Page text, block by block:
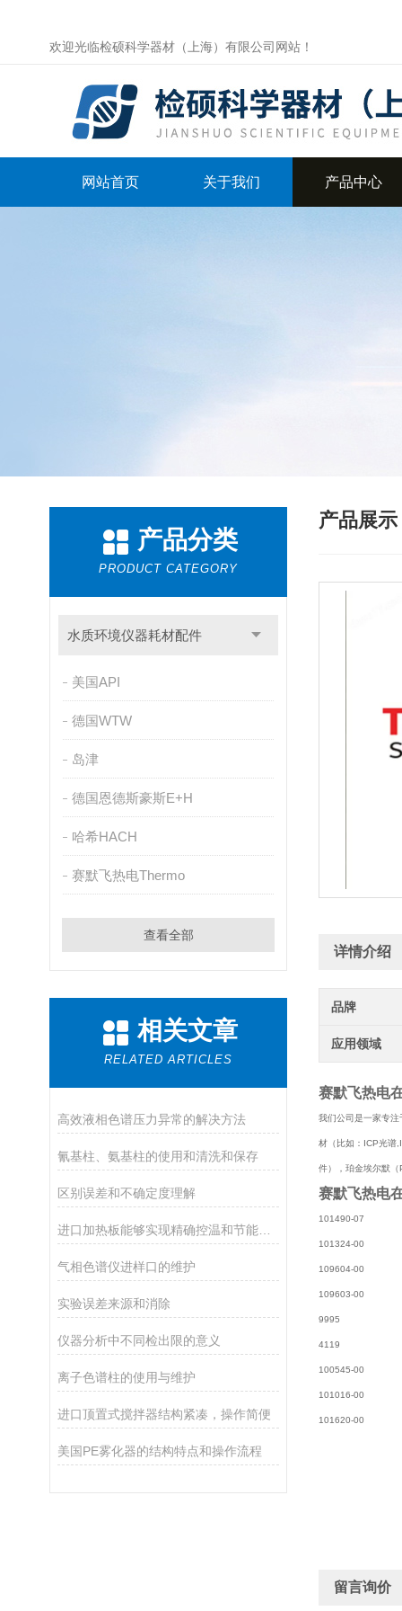
欢迎光临检硕科学器材（上海）有限公司网站！
网站首页 关于我们 产品中心
产品分类
PRODUCT CATEGORY
水质环境仪器耗材配件
美国API
德国WTW
岛津
德国恩德斯豪斯E+H
哈希HACH
赛默飞热电Thermo
查看全部
相关文章
RELATED ARTICLES
高效液相色谱压力异常的解决方法
氰基柱、氨基柱的使用和清洗和保存
区别误差和不确定度理解
进口加热板能够实现精确控温和节能加热
气相色谱仪进样口的维护
实验误差来源和消除
仪器分析中不同检出限的意义
离子色谱柱的使用与维护
进口顶置式搅拌器结构紧凑，操作简便
美国PE雾化器的结构特点和操作流程
产品展示
详情介绍
品牌
应用领域
赛默飞热电
我们公司是一家专
材（比如：ICP光谱
件），珀金埃尔默
赛默飞热电
101490-07 程
101324-00
109604-00
109603-00
9995 冷堆
4119 毛
100545-00
101016-00
101620-00
留言询价